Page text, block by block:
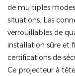
de multiples
situations. Les
verrouillables de
installation sûre et
certifications de
Ce projecteur à